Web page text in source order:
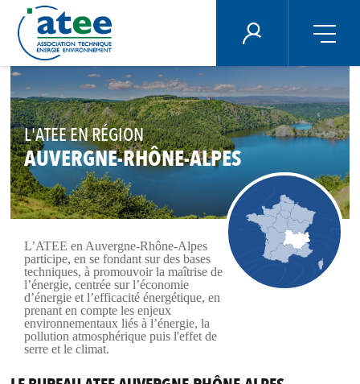
Aller
contenu
principal
ÉNERGIE PLUS
L'ATEE EN RÉGION
AUVERGNE-RHÔNE-ALPES
L’ATEE en Auvergne-Rhône-Alpes
participe, en se fondant sur des bases
techniques, à promouvoir la maîtrise de
l’énergie, centrée sur l’économie
d’énergie et l’efficacité énergétique, en
prenant en compte les enjeux
environnementaux liés à l’énergie, la
pollution atmosphérique puis l'effet de
serre et le climat.
Panneau de gestion des cookies